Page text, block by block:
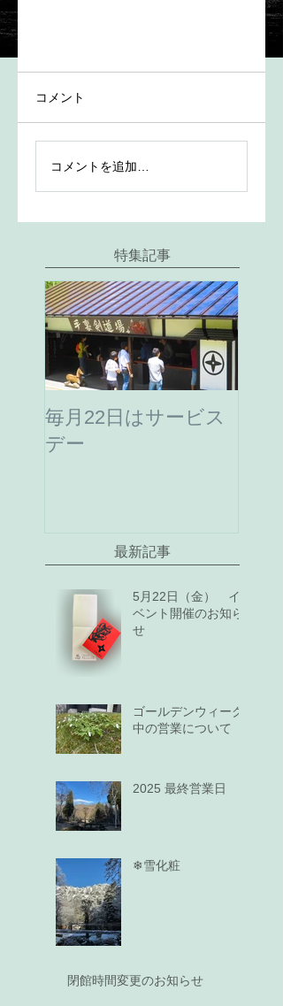
コメント
コメントを追加…
特集記事
毎月22日はサービス
デー
最新記事
5月22日（金） イ
ベント開催のお知ら
せ
ゴールデンウィーク
中の営業について
2025 最終営業日
❄雪化粧
閉館時間変更のお知らせ